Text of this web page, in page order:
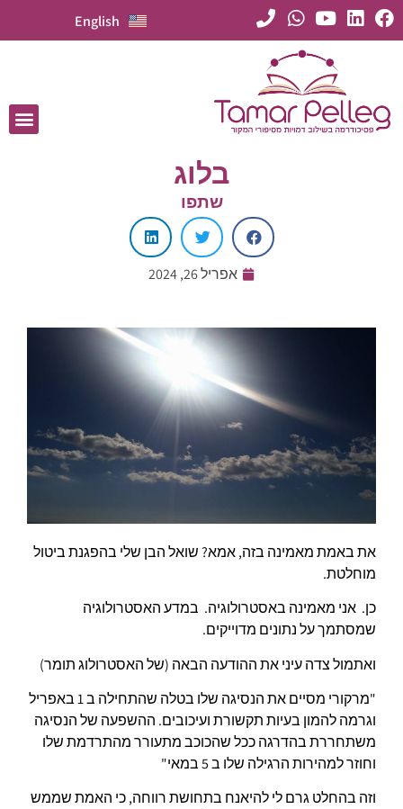
English
בלוג
שתפו
אפריל 26, 2024
את באמת מאמינה בזה, אמא? שואל הבן שלי בהפגנת ביטול
מוחלטת.
כן. אני מאמינה באסטרולוגיה. במדע האסטרולוגיה
שמסתמך על נתונים מדוייקים.
ואתמול צדה עיני את ההודעה הבאה (של האסטרולוג תומר)
"מרקורי מסיים את הנסיגה שלו בטלה שהתחילה ב 1 באפריל
וגרמה להמון בעיות תקשורת ועיכובים. ההשפעה של הנסיגה
משתחררת בהדרגה ככל שהכוכב מתעורר מהתרדמת שלו
וחוזר למהירות הרגילה שלו ב 5 במאי"
וזה בהחלט גרם לי להיאנח בתחושת רווחה, כי האמת שממש